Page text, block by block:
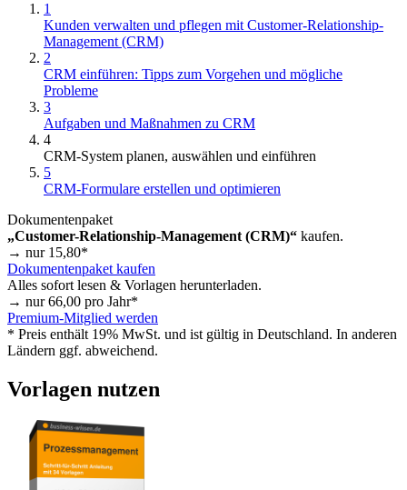
1
Kunden verwalten und pflegen mit Customer-Relationship-
Management (CRM)
2
CRM einführen: Tipps zum Vorgehen und mögliche
Probleme
3
Aufgaben und Maßnahmen zu CRM
4
CRM-System planen, auswählen und einführen
5
CRM-Formulare erstellen und optimieren
Dokumentenpaket
„Customer-Relationship-Management (CRM)“ kaufen.
→ nur 15,80*
Dokumentenpaket kaufen
Alles sofort lesen & Vorlagen herunterladen.
→ nur66,00 pro Jahr*
Premium-Mitglied werden
* Preis enthält 19% MwSt. und ist gültig in Deutschland. In anderen
Ländern ggf. abweichend.
Vorlagen nutzen